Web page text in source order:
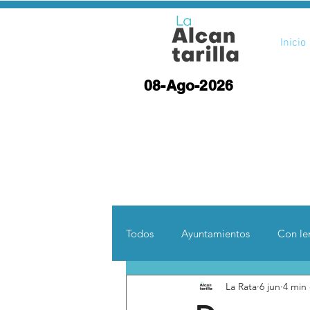
Inicio
08-Ago-2026
Todos Ayuntamientos Con
Desde otras
La Rata 6 jun 4 min